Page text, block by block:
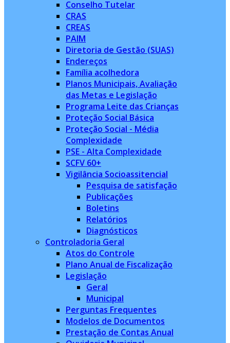
Conselho Tutelar
CRAS
CREAS
PAIM
Diretoria de Gestão (SUAS)
Endereços
Família acolhedora
Planos Municipais, Avaliação
das Metas e Legislação
Programa Leite das Crianças
Proteção Social Básica
Proteção Social - Média
Complexidade
PSE - Alta Complexidade
SCFV 60+
Vigilância Socioassitencial
Pesquisa de satisfação
Publicações
Boletins
Relatórios
Diagnósticos
Controladoria Geral
Atos do Controle
Plano Anual de Fiscalização
Legislação
Geral
Municipal
Perguntas Frequentes
Modelos de Documentos
Prestação de Contas Anual